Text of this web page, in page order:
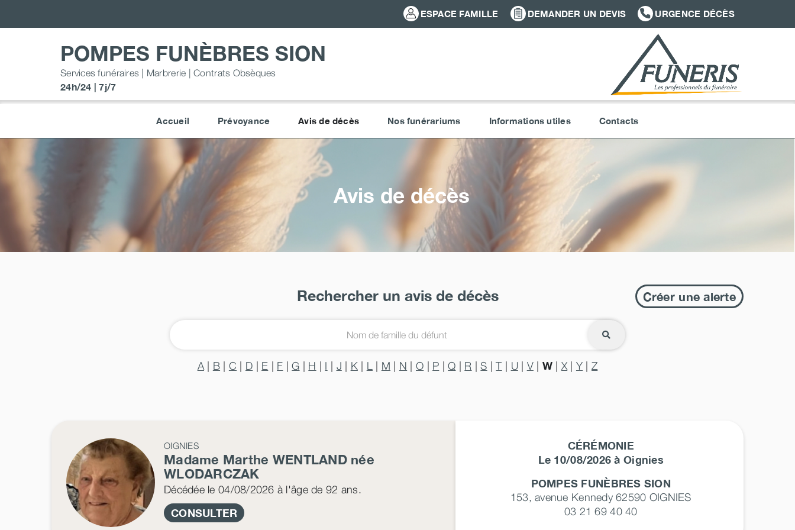
ESPACE FAMILLE DEMANDER UN DEVIS URGENCE DÉCÈS
POMPES FUNÈBRES SION
Services funéraires | Marbrerie | Contrats Obsèques
24h/24 | 7j/7
Accueil Prévoyance Avis de décès Nos funérariums Informations utiles Contacts
Avis de décès
Rechercher un avis de décès Créer une alerte
A| B C D E F |G H I J K| L M N O P |Q R |S |T U| V| W X| Y |Z
OIGNIES
Madame Marthe WENTLANDnée
WLODARCZAK
Décédéele 04/08/2026 à l'âge de 92 ans.
CONSULTER
CÉRÉMONIE
Le 10/08/2026 à Oignies
POMPES FUNÈBRES SION
153, avenue Kennedy 62590 OIGNIES
03 21 69 40 40